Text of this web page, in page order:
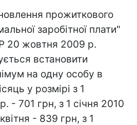
прожиткового
заробітної плати"
20 жовтня 2009 р.
встановити
на одну особу в
у розмірі з 1
- 701 грн, з 1 січня 2010
- 839 грн, з 1